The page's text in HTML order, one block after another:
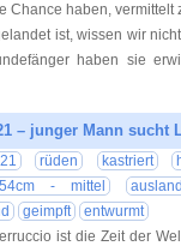
Chance haben,
ist, wissen wir
haben sie
– junger Mann sucht
rüden kastriert
- mittel
geimpft
entwurmt
ist die Zeit der